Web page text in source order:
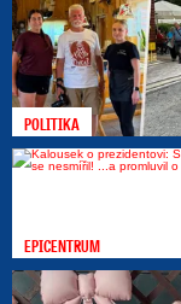
POLITIKA
EPICENTRUM